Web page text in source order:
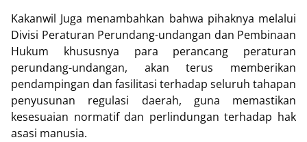
Kakanwil Juga menambahkan bahwa pihaknya melalui
Divisi Peraturan Perundang-undangan dan Pembinaan
Hukum khususnya para perancang peraturan
perundang-undangan, akan terus memberikan
pendampingan dan fasilitasi terhadap seluruh tahapan
penyusunan regulasi daerah, guna memastikan
kesesuaian normatif dan perlindungan terhadap hak
asasi manusia.